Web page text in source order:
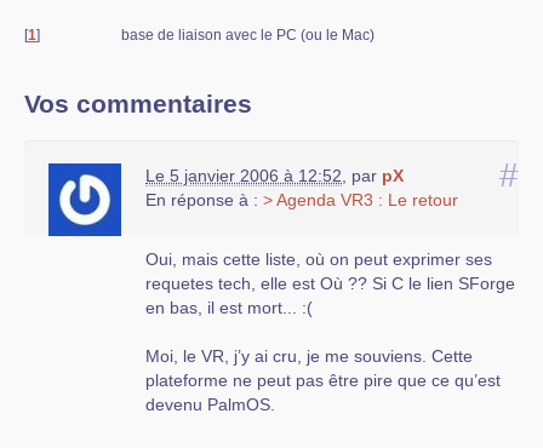
[1] base de liaison avec le PC (ou le Mac)
Vos commentaires
#
Le 5 janvier 2006 à 12:52 par pX
En réponse à : > Agenda VR3 : Le retour
Oui, mais cette liste, où on peut exprimer ses
requetes tech, elle est Où ?? Si C le lien SForge
en bas, il est mort... :(
Moi, le VR, j’y ai cru, je me souviens. Cette
plateforme ne peut pas être pire que ce qu’est
devenu PalmOS.